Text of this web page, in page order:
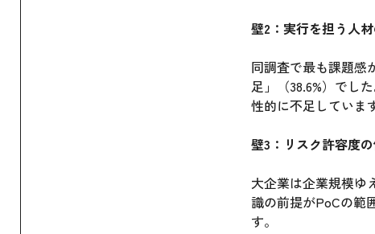
壁2：実行を担う人
同調査で最も課題感
足」（38.6%）でし
性的に不足していま
壁3：リスク許容度
大企業は企業規模ゆ
識の前提がPoCの範
す。